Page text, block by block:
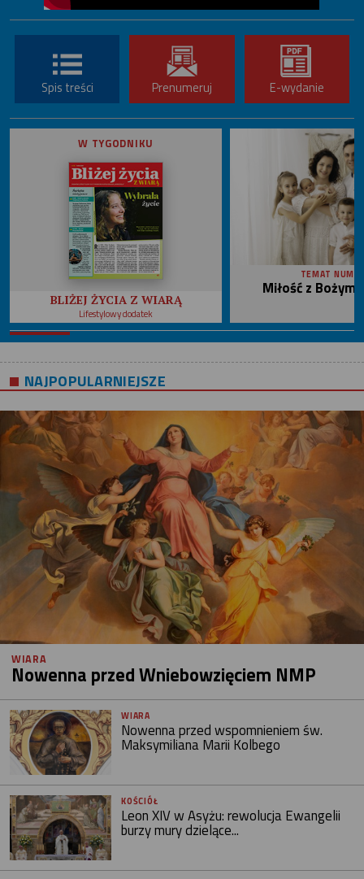
Spis treści Prenumeruj E-wydanie
W TYGODNIKU
BLIŻEJ ŻYCIA Z WIARĄ
Lifestylowy dodatek
TEMAT
Miłość z
NAJPOPULARNIEJSZE
WIARA
Nowenna przed Wniebowzięciem NMP
WIARA
Nowenna przed wspomnieniem św.
Maksymiliana Marii Kolbego
KOŚCIÓŁ
Leon XIV w Asyżu: rewolucja Ewangelii
burzy mury dzielące...